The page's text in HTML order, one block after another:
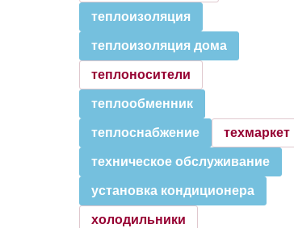
теплоизоляция
теплоизоляция дома
теплоносители
теплообменник
теплоснабжение техмаркет
техническое обслуживание
установка кондиционера
холодильники